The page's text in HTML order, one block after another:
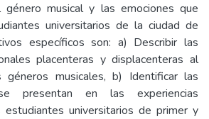
género musical y las emociones que
universitarios de la ciudad de
específicos son: a) Describir las
placenteras y displacenteras al
géneros musicales, b) Identificar las
presentan en las experiencias
universitarios de primer y